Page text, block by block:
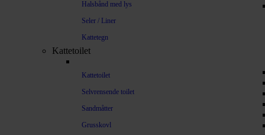
Halsbånd med lys
Seler / Liner
Kattetegn
Kattetoilet
Kattetoilet
Selvrensende toilet
Sandmåtter
Grusskovl